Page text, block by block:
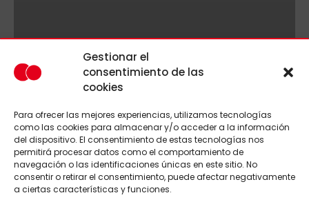
Gestionar el
consentimiento de las
cookies
Para ofrecer las mejores experiencias, utilizamos tecnologías
como las cookies para almacenar y/o acceder a la información
del dispositivo. El consentimiento de estas tecnologías nos
permitirá procesar datos como el comportamiento de
navegación o las identificaciones únicas en este sitio. No
consentir o retirar el consentimiento, puede afectar negativamente
a ciertas características y funciones.